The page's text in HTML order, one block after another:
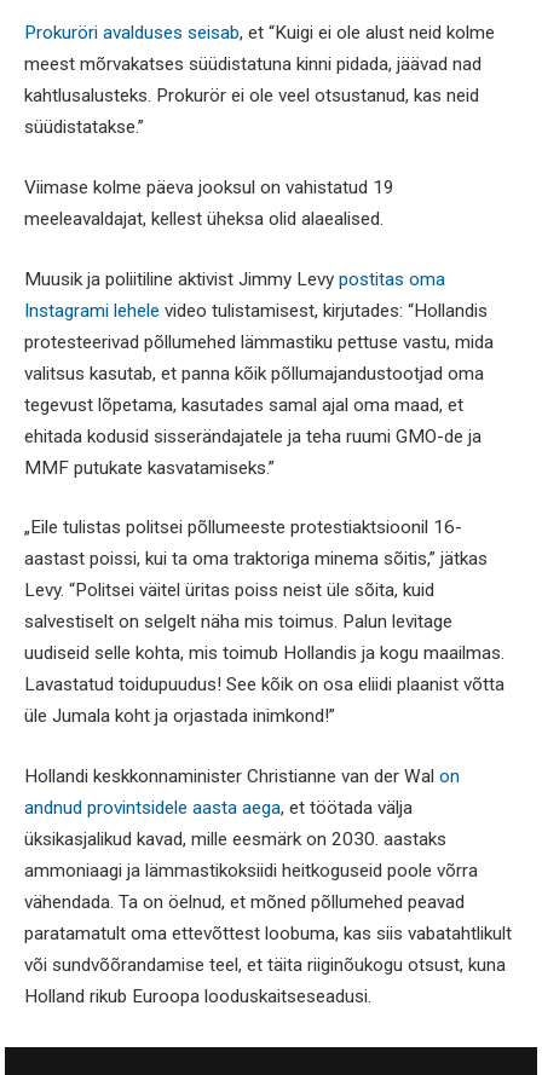
Prokuröri avalduses seisab, et “Kuigi ei ole alust neid kolme
meest mõrvakatses süüdistatuna kinni pidada, jäävad nad
kahtlusalusteks. Prokurör ei ole veel otsustanud, kas neid
süüdistatakse.”
Viimase kolme päeva jooksul on vahistatud 19
meeleavaldajat, kellest üheksa olid alaealised.
Muusik ja poliitiline aktivist Jimmy Levy postitas oma
Instagrami lehele video tulistamisest, kirjutades: “Hollandis
protesteerivad põllumehed lämmastiku pettuse vastu, mida
valitsus kasutab, et panna kõik põllumajandustootjad oma
tegevust lõpetama, kasutades samal ajal oma maad, et
ehitada kodusid sisserändajatele ja teha ruumi GMO-de ja
MMF putukate kasvatamiseks.”
„Eile tulistas politsei põllumeeste protestiaktsioonil 16-
aastast poissi, kui ta oma traktoriga minema sõitis,” jätkas
Levy. “Politsei väitel üritas poiss neist üle sõita, kuid
salvestiselt on selgelt näha mis toimus. Palun levitage
uudiseid selle kohta, mis toimub Hollandis ja kogu maailmas.
Lavastatud toidupuudus! See kõik on osa eliidi plaanist võtta
üle Jumala koht ja orjastada inimkond!”
Hollandi keskkonnaminister Christianne van der Wal on
andnud provintsidele aasta aega, et töötada välja
üksikasjalikud kavad, mille eesmärk on 2030. aastaks
ammoniaagi ja lämmastikoksiidi heitkoguseid poole võrra
vähendada. Ta on öelnud, et mõned põllumehed peavad
paratamatult oma ettevõttest loobuma, kas siis vabatahtlikult
või sundvõõrandamise teel, et täita riiginõukogu otsust, kuna
Holland rikub Euroopa looduskaitseseadusi.